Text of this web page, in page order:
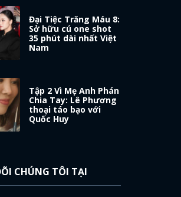
Đại Tiệc Trăng Máu 8:
Sở hữu cú one shot
35 phút dài nhất Việt
Nam
Tập 2 Vì Mẹ Anh Phán
Chia Tay: Lê Phương
thoại táo bạo với
Quốc Huy
CHÚNG TÔI TẠI